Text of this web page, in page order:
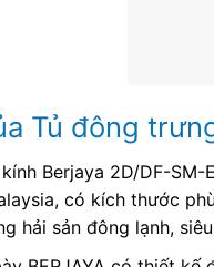
Tủ đông
Berjaya 2D/DF-
có kích thước
hải sản đông lạnh,